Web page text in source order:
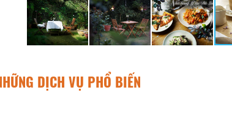
DỊCH VỤ PHỔ BIẾN